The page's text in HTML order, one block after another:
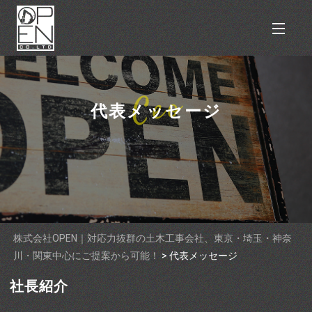
代表メッセージ
株式会社OPEN｜対応力抜群の土木工事会社、東京・埼玉・神奈
川・関東中心にご提案から可能！
>代表メッセージ
社長紹介